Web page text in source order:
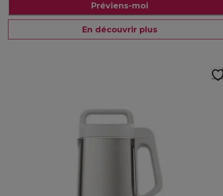
Préviens-moi
En découvrir plus